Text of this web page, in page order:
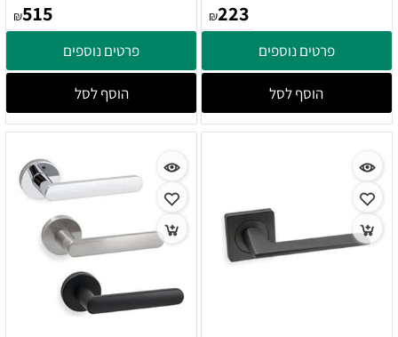
₪223
פרטים נוספים
הוסף לסל
₪515
פרטים נוספים
הוסף לסל